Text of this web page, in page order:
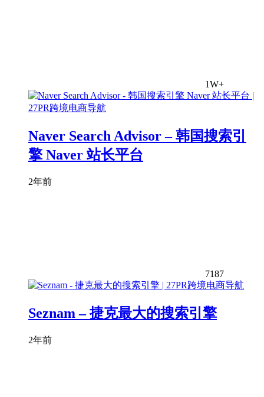
1W+
Naver Search Advisor – 韩国搜索引
擎 Naver 站长平台
2年前
7187
Seznam – 捷克最大的搜索引擎
2年前